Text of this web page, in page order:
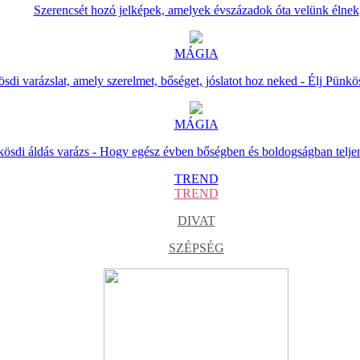
Szerencsét hozó jelképek, amelyek évszázadok óta velünk élnek
MÁGIA
varázslat, amely szerelmet, bőséget, jóslatot hoz neked - Élj
MÁGIA
áldás varázs - Hogy egész évben bőségben és boldogságban
TREND
TREND
DIVAT
SZÉPSÉG